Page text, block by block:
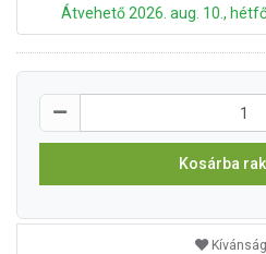
Átvehető 2026. aug. 10.,
Kosárba